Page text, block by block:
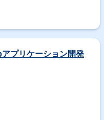
アプリケーション開発